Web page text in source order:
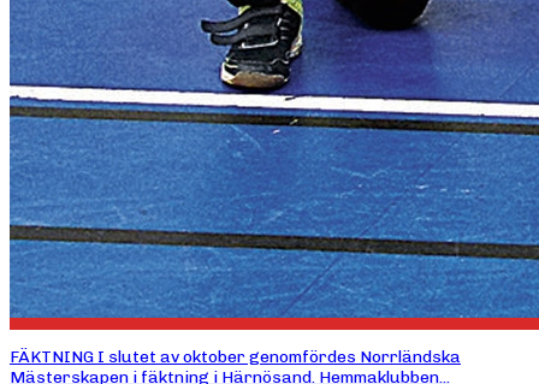
FÄKTNING I slutet av oktober genomfördes Norrländska
Mästerskapen i fäktning i Härnösand. Hemmaklubben...